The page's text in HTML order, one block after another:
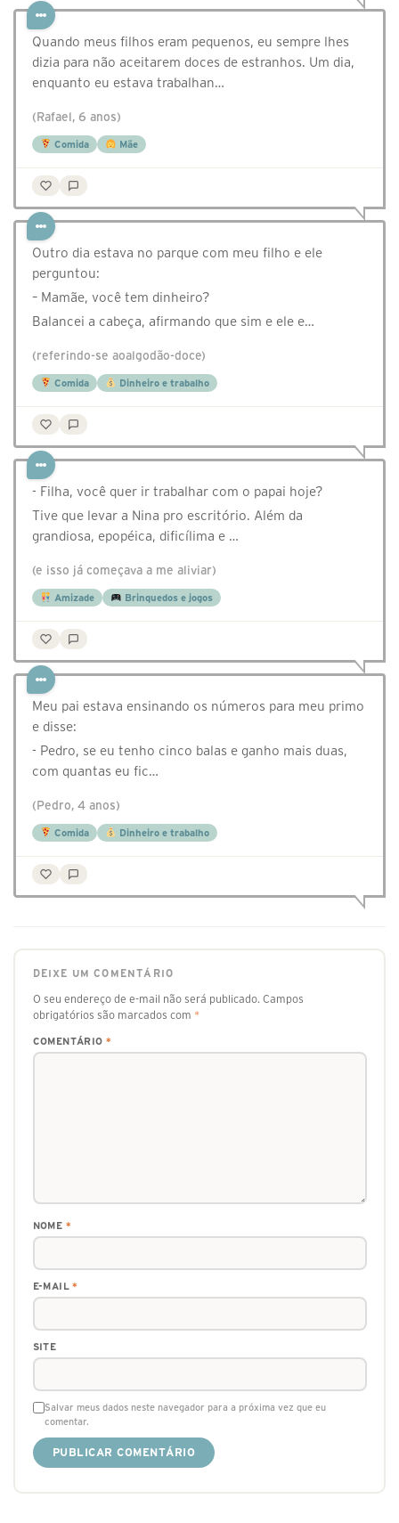
Quando meus filhos eram pequenos, eu sempre lhes
dizia para não aceitarem doces de estranhos. Um dia,
enquanto eu estava trabalhan…
(Rafael, 6 anos)
Comida Mãe
Outro dia estava no parque com meu filho e ele
perguntou:
– Mamãe, você tem dinheiro?
Balancei a cabeça, afirmando que sim e ele e…
(referindo-se aoalgodão-doce)
Comida Dinheiro e trabalho
- Filha, você quer ir trabalhar com o papai hoje?
Tive que levar a Nina pro escritório. Além da
grandiosa, epopéica, dificílima e …
(e isso já começava a me aliviar)
Amizade Brinquedos e jogos
Meu pai estava ensinando os números para meu primo
e disse:
- Pedro, se eu tenho cinco balas e ganho mais duas,
com quantas eu fic…
(Pedro, 4 anos)
Comida Dinheiro e trabalho
DEIXE UM COMENTÁRIO
O seu endereço de e-mail não será publicado. Campos
obrigatórios são marcados com *
COMENTÁRIO *
NOME *
E-MAIL*
SITE
Salvar meus dados neste navegador para a próxima vez que eu
comentar.